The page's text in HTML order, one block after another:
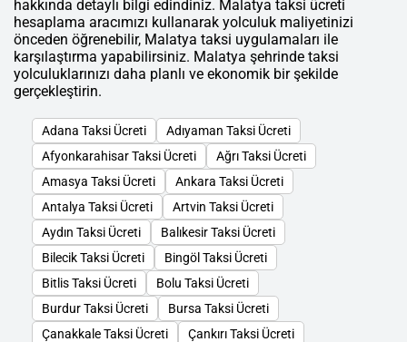
hakkında detaylı bilgi edindiniz. Malatya taksi ücreti
hesaplama aracımızı kullanarak yolculuk maliyetinizi
önceden öğrenebilir, Malatya taksi uygulamaları ile
karşılaştırma yapabilirsiniz. Malatya şehrinde taksi
yolculuklarınızı daha planlı ve ekonomik bir şekilde
gerçekleştirin.
Adana Taksi Ücreti
Adıyaman Taksi Ücreti
Afyonkarahisar Taksi Ücreti
Ağrı Taksi Ücreti
Amasya Taksi Ücreti
Ankara Taksi Ücreti
Antalya Taksi Ücreti
Artvin Taksi Ücreti
Aydın Taksi Ücreti
Balıkesir Taksi Ücreti
Bilecik Taksi Ücreti
Bingöl Taksi Ücreti
Bitlis Taksi Ücreti
Bolu Taksi Ücreti
Burdur Taksi Ücreti
Bursa Taksi Ücreti
Çanakkale Taksi Ücreti
Çankırı Taksi Ücreti